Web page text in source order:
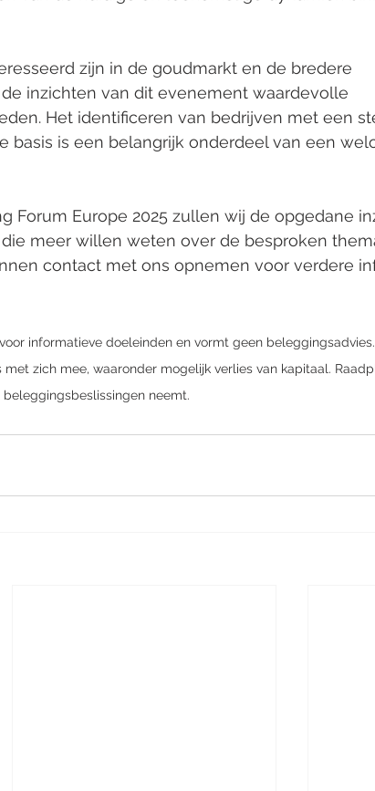
zijn in de goudmarkt en de bredere
inzichten van dit evenement waardevolle
Het identificeren van bedrijven met een
basis is een belangrijk onderdeel van een
Forum Europe 2025 zullen wij de opgedane
meer willen weten over de besproken
contact met ons opnemen voor verdere
informatieve doeleinden en vormt geen
met zich mee, waaronder mogelijk verlies van kapitaal.
neemt.